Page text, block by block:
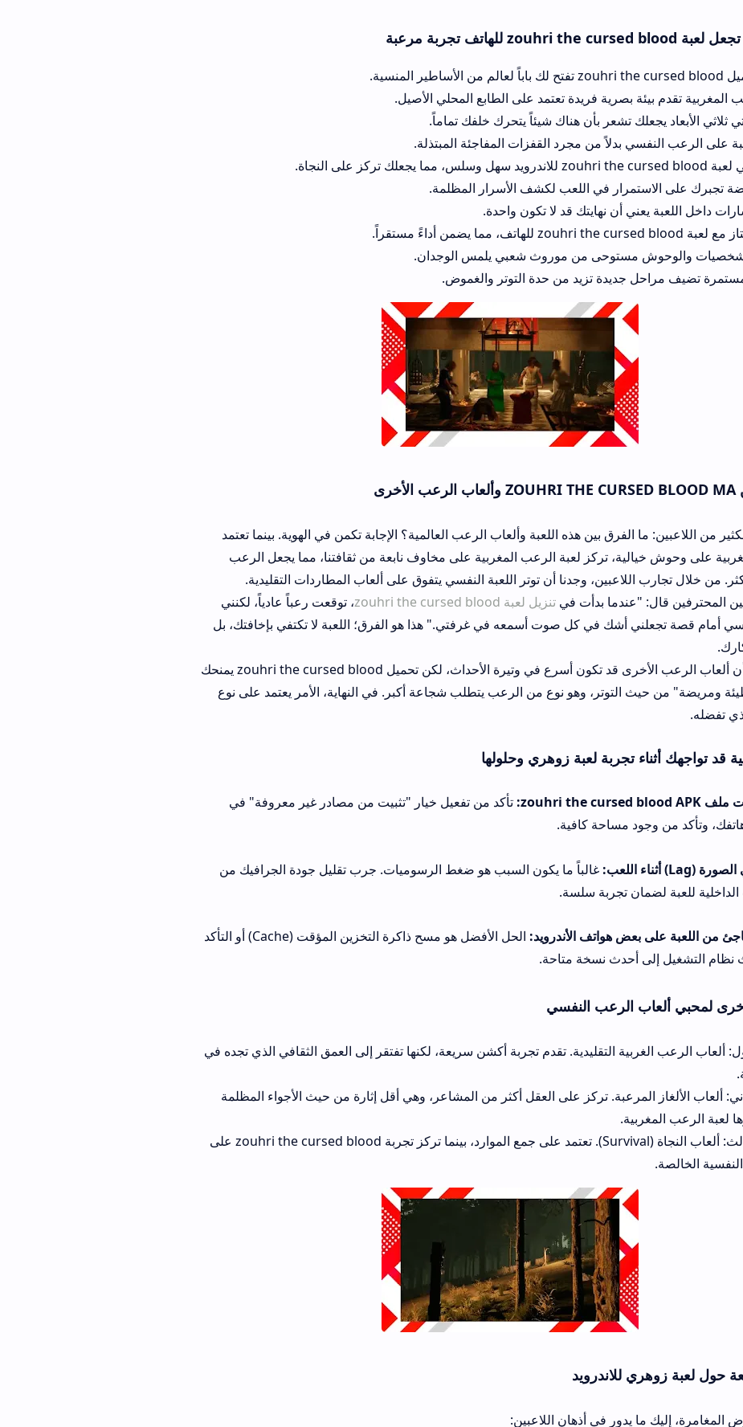
بصرية فريدة تعتمد على الطابع المحلي الأصيل.
تشعر بأن هناك شيئاً يتحرك خلفك تماماً.
بدلاً من مجرد القفزات المفاجئة المبتذلة.
في اللعب لكشف الأسرار المظلمة.
أن نهايتك قد لا تكون واحدة.
مستوحى من موروث شعبي يلمس الوجدان.
جديدة تزيد من حدة التوتر والغموض.
الفرق بين هذه اللعبة وألعاب الرعب العالمية؟ الإجابة تكمن في الهوية. بينما تعتمد
تركز لعبة الرعب المغربية على مخاوف نابعة من ثقافتنا، مما يجعل الرعب
وجدنا أن توتر اللعبة النفسي يتفوق على ألعاب المطاردات التقليدية.
"عندما بدأت في تنزيل لعبة zouhri the cursed blood
، توقعت رعباً عادياً، لكنني
أشك في كل صوت أسمعه في غرفتي." هذا هو الفرق؛ اللعبة لا تكتفي بإخافتك، بل
الملاحظ أن ألعاب الرعب الأخرى قد تكون أسرع في وتيرة الأحداث، لكن تحميل zouhri the cursed blood يمنحك
التوتر، وهو نوع من الرعب يتطلب شجاعة أكبر. في النهاية، الأمر يعتمد على نوع
تجربة لعبة زوهري وحلولها
تأكد من تفعيل خيار "تثبيت من مصادر غير معروفة" في
مساحة كافية.
غالباً ما يكون السبب هو ضغط الرسوميات. جرب تقليل جودة الجرافيك من
تجربة سلسة.
هواتف الأندرويد:
الحل الأفضل هو مسح ذاكرة التخزين المؤقت (Cache) أو التأكد
أحدث نسخة متاحة.
الرعب النفسي
التقليدية. تقدم تجربة أكشن سريعة، لكنها تفتقر إلى العمق الثقافي الذي تجده في
المرعبة. تركز على العقل أكثر من المشاعر، وهي أقل إثارة من حيث الأجواء المظلمة
الخيار الثالث: ألعاب النجاة (Survival). تعتمد على جمع الموارد، بينما تركز تجربة zouhri the cursed blood على
للاندرويد
يدور في أذهان اللاعبين: